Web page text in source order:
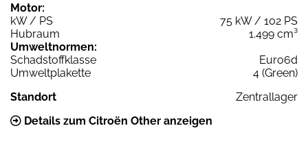
Motor:
kW / PS
75 kW / 102 PS
Hubraum
1.499 cm³
Umweltnormen:
Schadstoffklasse
Euro6d
Umweltplakette
4 (Green)
Standort
Zentrallager
Details zum Citroën Other anzeigen